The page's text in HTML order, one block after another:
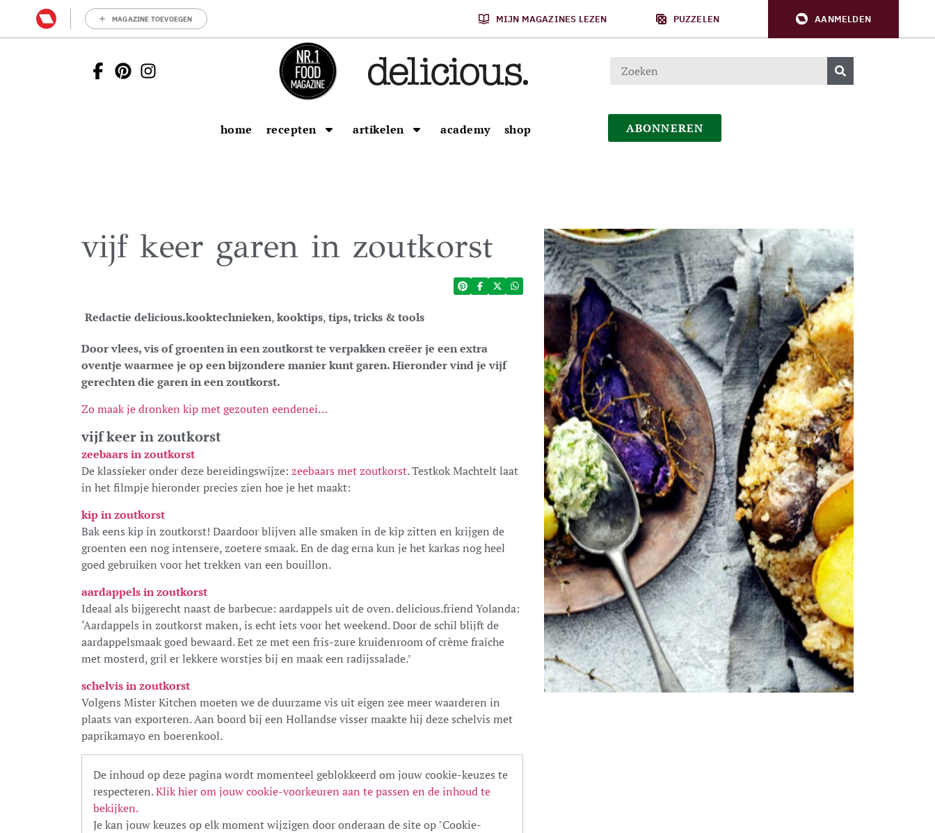
MAGAZINE TOEVOEGEN MIJN MAGAZINES LEZEN PUZZELEN AANMELDEN
home recepten artikelen academy shop ABONNEREN
vijf keer garen in zoutkorst
Redactie delicious.kooktechnieken,kooktips,tips, tricks & tools
Door vlees, vis of groenten in een zoutkorst te verpakken creëer je een extra
oventje waarmee je op een bijzondere manier kunt garen. Hieronder vind je vijf
gerechten die garen in een zoutkorst.
Zo maak je dronken kip met gezouten eendenei…
vijf keer in zoutkorst
zeebaars in zoutkorst
De klassieker onder deze bereidingswijze: zeebaars met zoutkorst. Testkok Machtelt laat
in het filmpje hieronder precies zien hoe je het maakt:
kip in zoutkorst
Bak eens kip in zoutkorst! Daardoor blijven alle smaken in de kip zitten en krijgen de
groenten een nog intensere, zoetere smaak. En de dag erna kun je het karkas nog heel
goed gebruiken voor het trekken van een bouillon.
aardappels in zoutkorst
Ideaal als bijgerecht naast de barbecue: aardappels uit de oven. delicious.friend Yolanda:
‘Aardappels in zoutkorst maken, is echt iets voor het weekend. Door de schil blijft de
aardappelsmaak goed bewaard. Eet ze met een fris-zure kruidenroom of crème fraîche
met mosterd, gril er lekkere worstjes bij en maak een radijssalade.’
schelvis in zoutkorst
Volgens Mister Kitchen moeten we de duurzame vis uit eigen zee meer waarderen in
plaats van exporteren. Aan boord bij een Hollandse visser maakte hij deze schelvis met
paprikamayo en boerenkool.
De inhoud op deze pagina wordt momenteel geblokkeerd om jouw cookie-keuzes te
respecteren.Klik hier om jouw cookie-voorkeuren aan te passen en de inhoud te
bekijken.
Je kan jouw keuzes op elk moment wijzigen door onderaan de site op "Cookie-